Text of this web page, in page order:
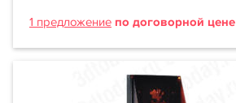
1 предложение по договорной цене